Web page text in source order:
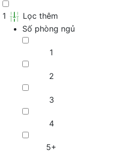
1
Lọc thêm
Số phòng ngủ
1
2
3
4
5+